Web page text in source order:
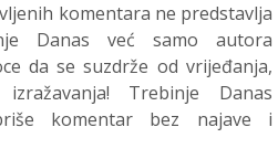
komentara ne predstavlja
Danas već samo autora
da se suzdrže od vrijeđanja,
Trebinje Danas
komentar bez najave i